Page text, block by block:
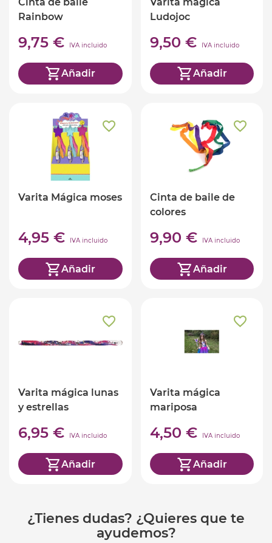
Rainbow
9,75 € IVA incluido
Añadir
Ludojoc
9,50 € IVA incluido
Añadir
Varita Mágica moses
4,95 € IVA incluido
Añadir
Cinta de baile de
colores
9,90 € IVA incluido
Añadir
Varita mágica lunas
y estrellas
6,95 € IVA incluido
Añadir
Varita mágica
mariposa
4,50 € IVA incluido
Añadir
¿Tienes dudas? ¿Quieres que te
ayudemos?